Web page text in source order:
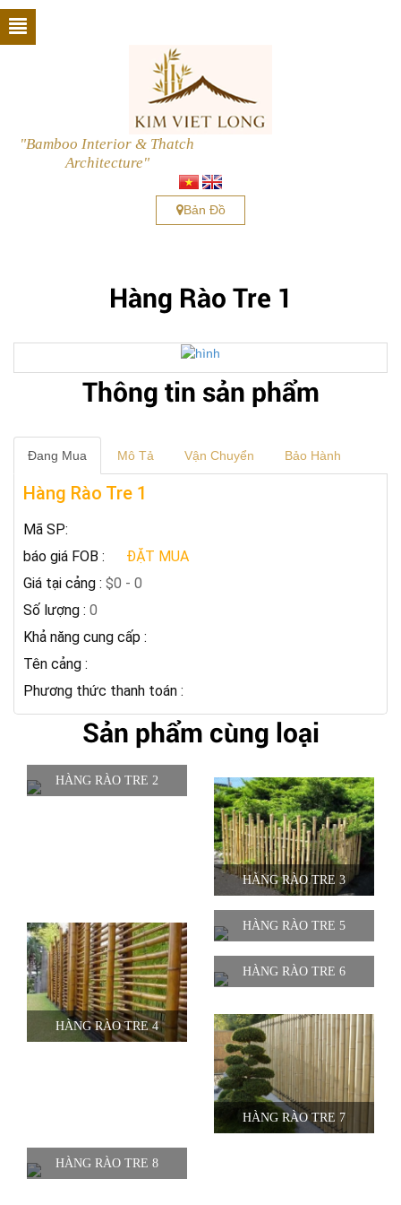
"Bamboo Interior & Thatch
Architecture"
Bản Đồ
Hàng Rào Tre 1
Thông tin sản phẩm
Đang Mua Mô Tả Vận Chuyển Bảo Hành
Hàng Rào Tre 1
Mã SP:
báo giá FOB :
ĐẶT MUA
Giá tại cảng : $0 - 0
Số lượng : 0
Khả năng cung cấp :
Tên cảng :
Phương thức thanh toán :
Sản phẩm cùng loại
HÀNG RÀO TRE 2
HÀNG RÀO TRE 3
HÀNG RÀO TRE 4
HÀNG RÀO TRE 5
HÀNG RÀO TRE 6
HÀNG RÀO TRE 7
HÀNG RÀO TRE 8